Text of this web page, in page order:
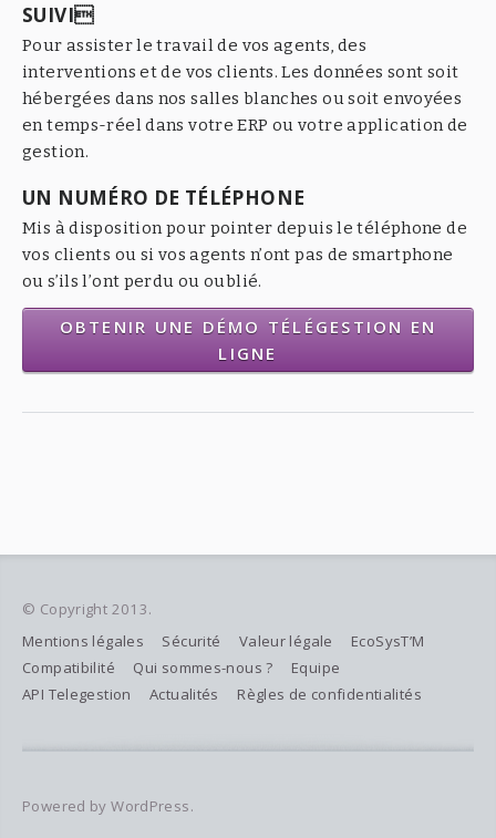
SUIVI
Pour assister le travail de vos agents, des
interventions et de vos clients. Les données sont soit
hébergées dans nos salles blanches ou soit envoyées
en temps-réel dans votre ERP ou votre application de
gestion.
UN NUMÉRO DE TÉLÉPHONE
Mis à disposition pour pointer depuis le téléphone de
vos clients ou si vos agents n’ont pas de smartphone
ou s’ils l’ont perdu ou oublié.
OBTENIR UNE DÉMO TÉLÉGESTION EN
LIGNE
© Copyright 2013.
Mentions légales
Sécurité Valeur légale
EcoSysT’M
Compatibilité
Qui sommes-nous ?
Equipe
API Telegestion
Actualités Règles de confidentialités
Powered by WordPress.